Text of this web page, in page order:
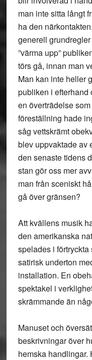
man inte sitta långt
ha den
generell
”värma upp”
törs gå, innan man
Man kan inte heller
publiken i efterhand
en överträdelse
föreställning hade
såg vettskrämt
blev uppvaktade av
den senaste tidens
stan gör oss mer
man från sceniskt
gå över gränsen?
Att kvällens musik
den amerikanska
spelades i
satirisk underton
installation. En
spektakel i
skrämmande än
Manuset och
beskrivningar över
hemska